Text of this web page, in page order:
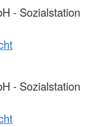
- Sozialstation
- Sozialstation